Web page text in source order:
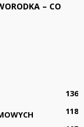
– CO
136
118